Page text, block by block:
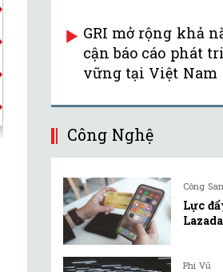
GRI mở rộng khả
cận báo cáo phát
vững tại Việt Nam
Công Nghệ
Công
Lực
Lazada
Phi Vũ